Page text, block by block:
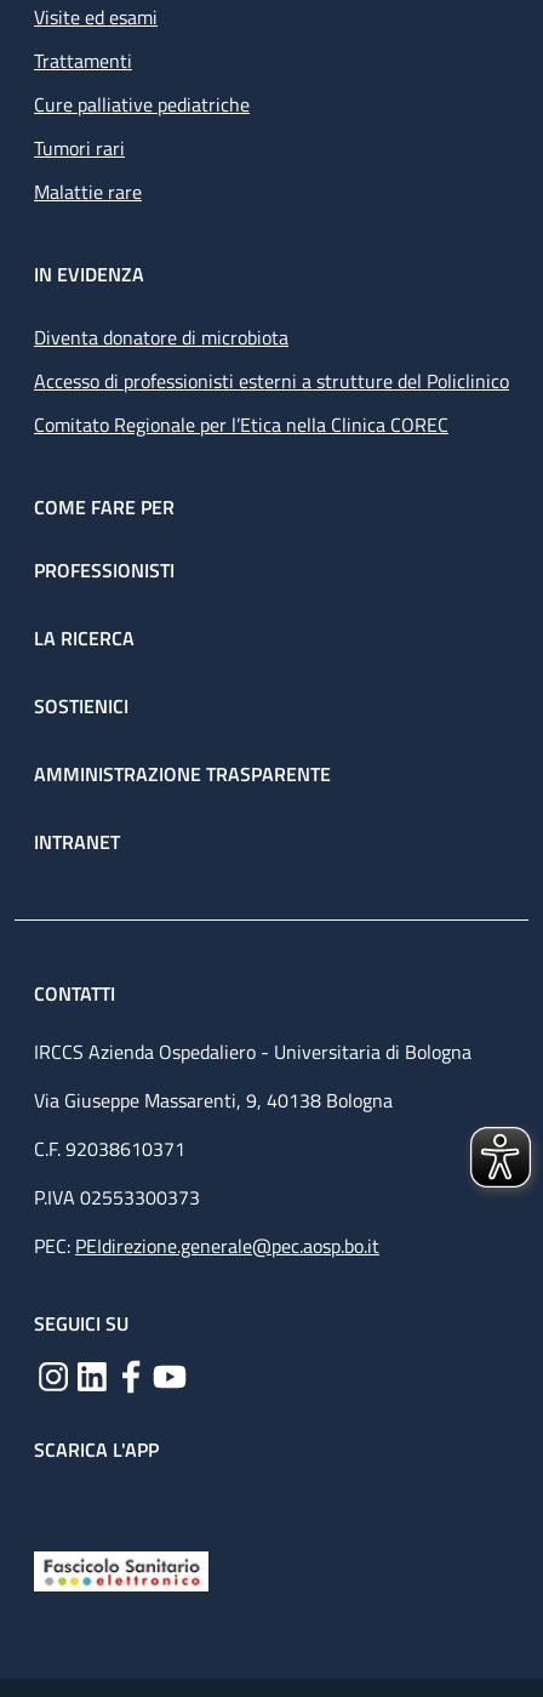
Visite ed esami
Trattamenti
Cure palliative pediatriche
Tumori rari
Malattie rare
IN EVIDENZA
Diventa donatore di microbiota
Accesso di professionisti esterni a strutture del Policlinico
Comitato Regionale per l’Etica nella Clinica COREC
COME FARE PER
PROFESSIONISTI
LA RICERCA
SOSTIENICI
AMMINISTRAZIONE TRASPARENTE
INTRANET
CONTATTI
IRCCS Azienda Ospedaliero - Universitaria di Bologna
Via Giuseppe Massarenti, 9, 40138 Bologna
C.F. 92038610371
P.IVA 02553300373
PEC: PEIdirezione.generale@pec.aosp.bo.it
SEGUICI SU
SCARICA L'APP